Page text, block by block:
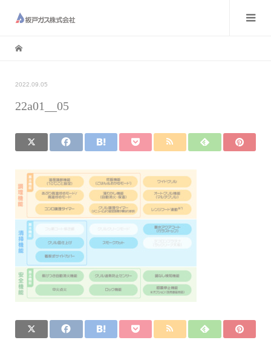
2022.09.05
22a01__05